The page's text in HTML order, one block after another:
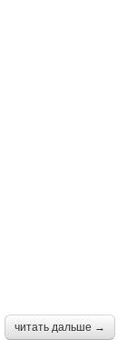
читать дальше →